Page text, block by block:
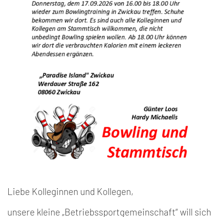
Liebe Kolleginnen und Kollegen,
unsere kleine „Betriebssportgemeinschaft“ will sich